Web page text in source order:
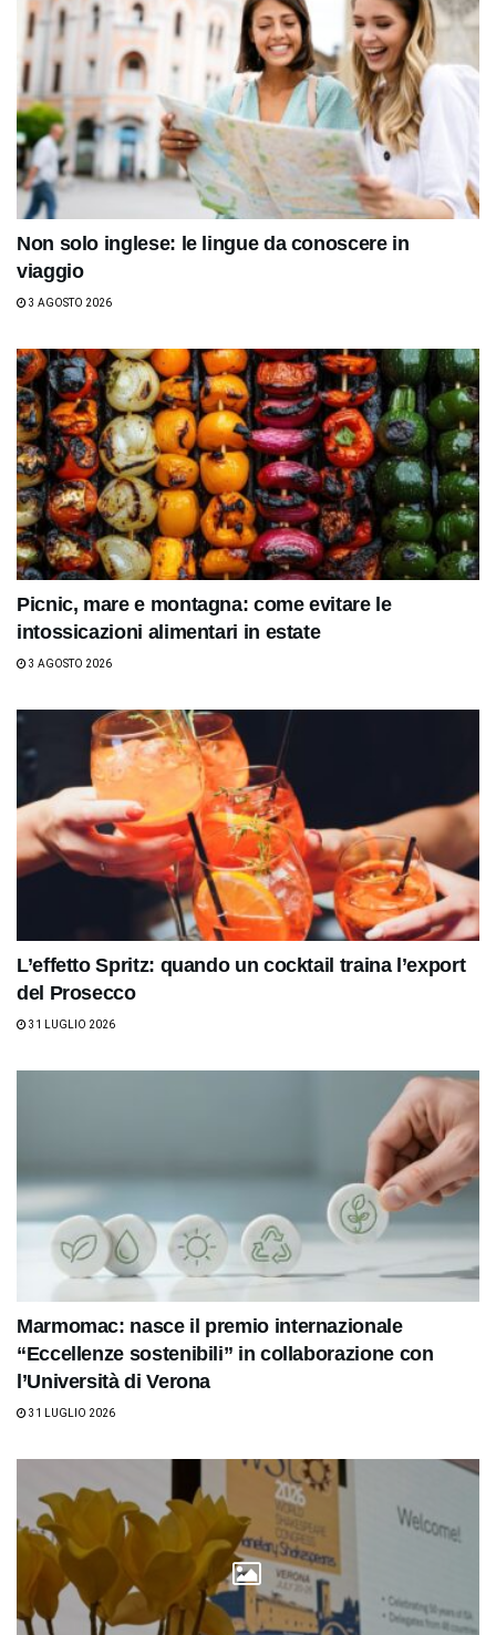
Non solo inglese: le lingue da conoscere in
viaggio
3 AGOSTO 2026
Picnic, mare e montagna: come evitare le
intossicazioni alimentari in estate
3 AGOSTO 2026
L’effetto Spritz: quando un cocktail traina l’export
del Prosecco
31 LUGLIO 2026
Marmomac: nasce il premio internazionale
“Eccellenze sostenibili” in collaborazione con
l’Università di Verona
31 LUGLIO 2026